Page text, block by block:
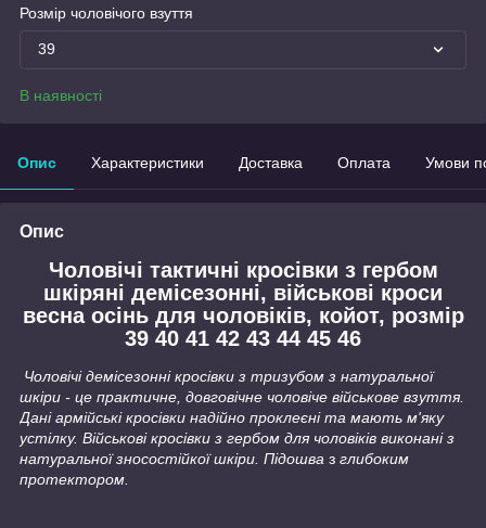
Розмір чоловічого взуття
39
В наявності
Опис Характеристики Доставка Оплата Умови
Опис
Чоловічі тактичні кросівки з гербом
шкіряні демісезонні, військові кроси
весна осінь для чоловіків, койот, розмір
39 40 41 42 43 44 45 46
Чоловічі демісезонні кросівки з тризубом з натуральної
шкіри - це практичне, довговічне чоловіче військове взуття.
Дані армійські кросівки надійно проклеєні та мають м'яку
устілку. Військові кросівки з гербом для чоловіків виконані з
натуральної зносостійкої шкіри. Підошва з глибоким
протектором.